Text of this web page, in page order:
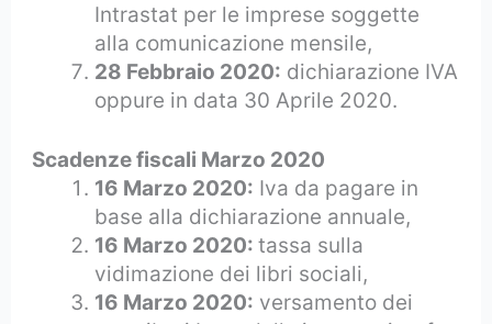
Intrastat per le imprese soggette
alla comunicazione mensile,
28 Febbraio 2020: dichiarazione IVA
oppure in data 30 Aprile 2020.
Scadenze fiscali Marzo 2020
16 Marzo 2020: Iva da pagare in
base alla dichiarazione annuale,
16 Marzo 2020:tassa sulla
vidimazione dei libri sociali,
16 Marzo 2020: versamento dei